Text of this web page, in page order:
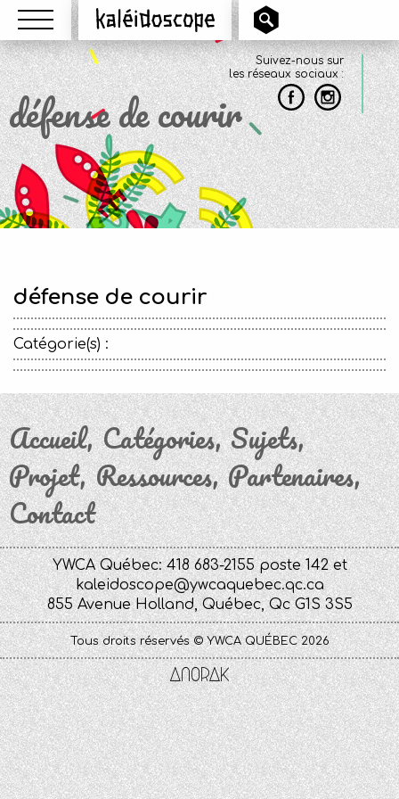
Menu Kaléidoscope
Suivez-nous sur
les réseaux sociaux :
défense de courir
défense de courir
Catégorie(s) :
Accueil Catégories Sujets
Projet Ressources Partenaires
Contact
YWCA Québec: 418 683-2155 poste 142 et
kaleidoscope@ywcaquebec.qc.ca
855 Avenue Holland, Québec, Qc G1S 3S5
Tous droits réservés © YWCA QUÉBEC 2026
Anorak
Studio